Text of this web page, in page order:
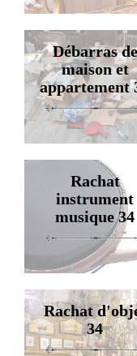
Débarras de
maison et
appartement
Rachat
instrument
musique 34
Rachat
34